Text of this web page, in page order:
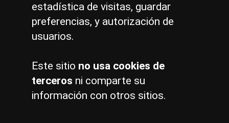
Varias calculadoras numerológicas gratuitas.
Te ofrecemos gratuitamente estas
calculadoras numerológicas para que
puedas calcular tu camino de Vida,
estadística de visitas, guardar
preferencias, y autorización de
usuarios.
Este sitio no usa cookies de
terceros ni comparte su
información con otros sitios.